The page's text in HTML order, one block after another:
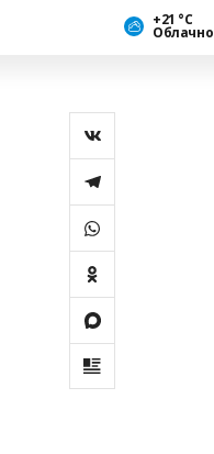
+21 °С
Облачно